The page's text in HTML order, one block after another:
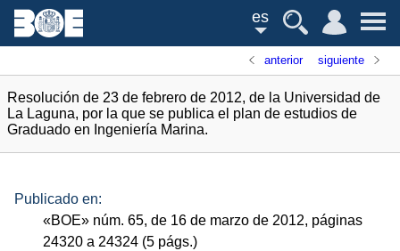
es
anterior siguiente
Resolución de 23 de febrero de 2012, de la Universidad de
La Laguna, por la que se publica el plan de estudios de
Graduado en Ingeniería Marina.
Publicado en:
«BOE» núm. 65, de 16 de marzo de 2012, páginas
24320 a 24324 (5 págs.)